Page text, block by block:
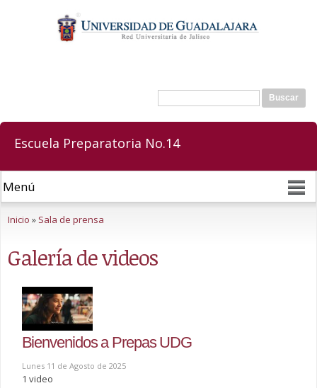
contenido
principal
Formulario de búsqueda
Buscar
Escuela Preparatoria No.14
Inicio » Sala de prensa
Galería de videos
Bienvenidos a Prepas UDG
Lunes 11 de Agosto de 2025
1 video